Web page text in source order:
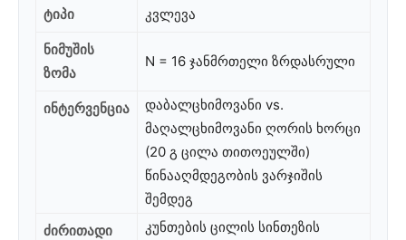
ტიპი
კვლევა
ნიმუშის
ზომა
N = 16 ჯანმრთელი ზრდასრული
ინტერვენცია
დაბალცხიმოვანი vs.
მაღალცხიმოვანი ღორის ხორცი
(20 გ ცილა თითოეულში)
წინააღმდეგობის ვარჯიშის
შემდეგ
ძირითადი
კუნთების ცილის სინთეზის